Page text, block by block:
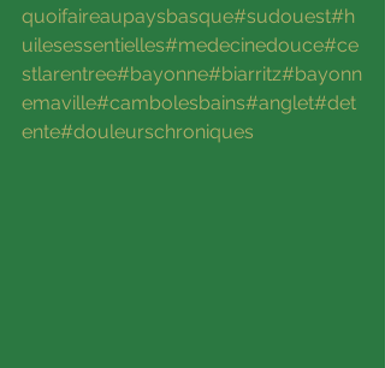
quoifaireaupaysbasque#sudouest#h
uilesessentielles#medecinedouce#ce
stlarentree#bayonne#biarritz#bayonn
emaville#cambolesbains#anglet#det
ente#douleurschroniques